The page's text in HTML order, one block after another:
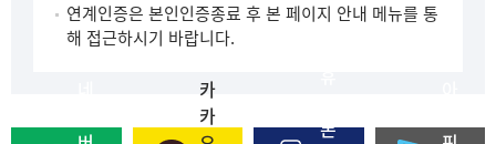
연계인증은 본인인증종료 후 본 페이지 안내 메뉴를 통
해 접근하시기 바랍니다.
카
카
폰